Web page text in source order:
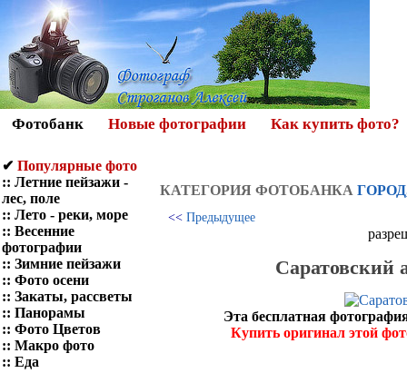
Фотобанк Новые фотографии Как купить фото?
✔ Популярные фото
:: Летние пейзажи -
лес, поле
:: Лето - реки, море
:: Весенние
фотографии
:: Зимние пейзажи
:: Фото осени
:: Закаты, рассветы
:: Панорамы
:: Фото Цветов
:: Макро фото
:: Еда
КАТЕГОРИЯ ФОТOБАНКА
<< Предыдущее
Саратовский
Эта бесплатная
Купить оригинал этой